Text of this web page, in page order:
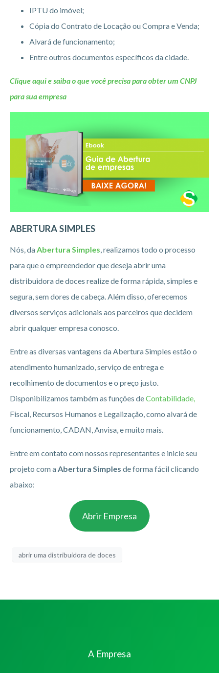
IPTU do imóvel;
Cópia do Contrato de Locação ou Compra e Venda;
Alvará de funcionamento;
Entre outros documentos específicos da cidade.
Clique aqui e saiba o que você precisa para obter um CNPJ
para sua empresa
ABERTURA SIMPLES
Nós, daAbertura Simples, realizamos todo o processo
para que o empreendedor que deseja abrir uma
distribuidora de doces realize de forma rápida, simples e
segura, sem dores de cabeça. Além disso, oferecemos
diversos serviços adicionais aos parceiros que decidem
abrir qualquer empresa conosco.
Entre as diversas vantagens da Abertura Simples estão o
atendimento humanizado, serviço de entrega e
recolhimento de documentos e o preço justo.
Disponibilizamos também as funções deContabilidade,
Fiscal, Recursos Humanos e Legalização, como alvará de
funcionamento, CADAN, Anvisa, e muito mais.
Entre em contato com nossos representantes e inicie seu
projeto com aAbertura Simples de forma fácil clicando
abaixo:
Abrir Empresa
abrir uma distribuidora de doces
A Empresa